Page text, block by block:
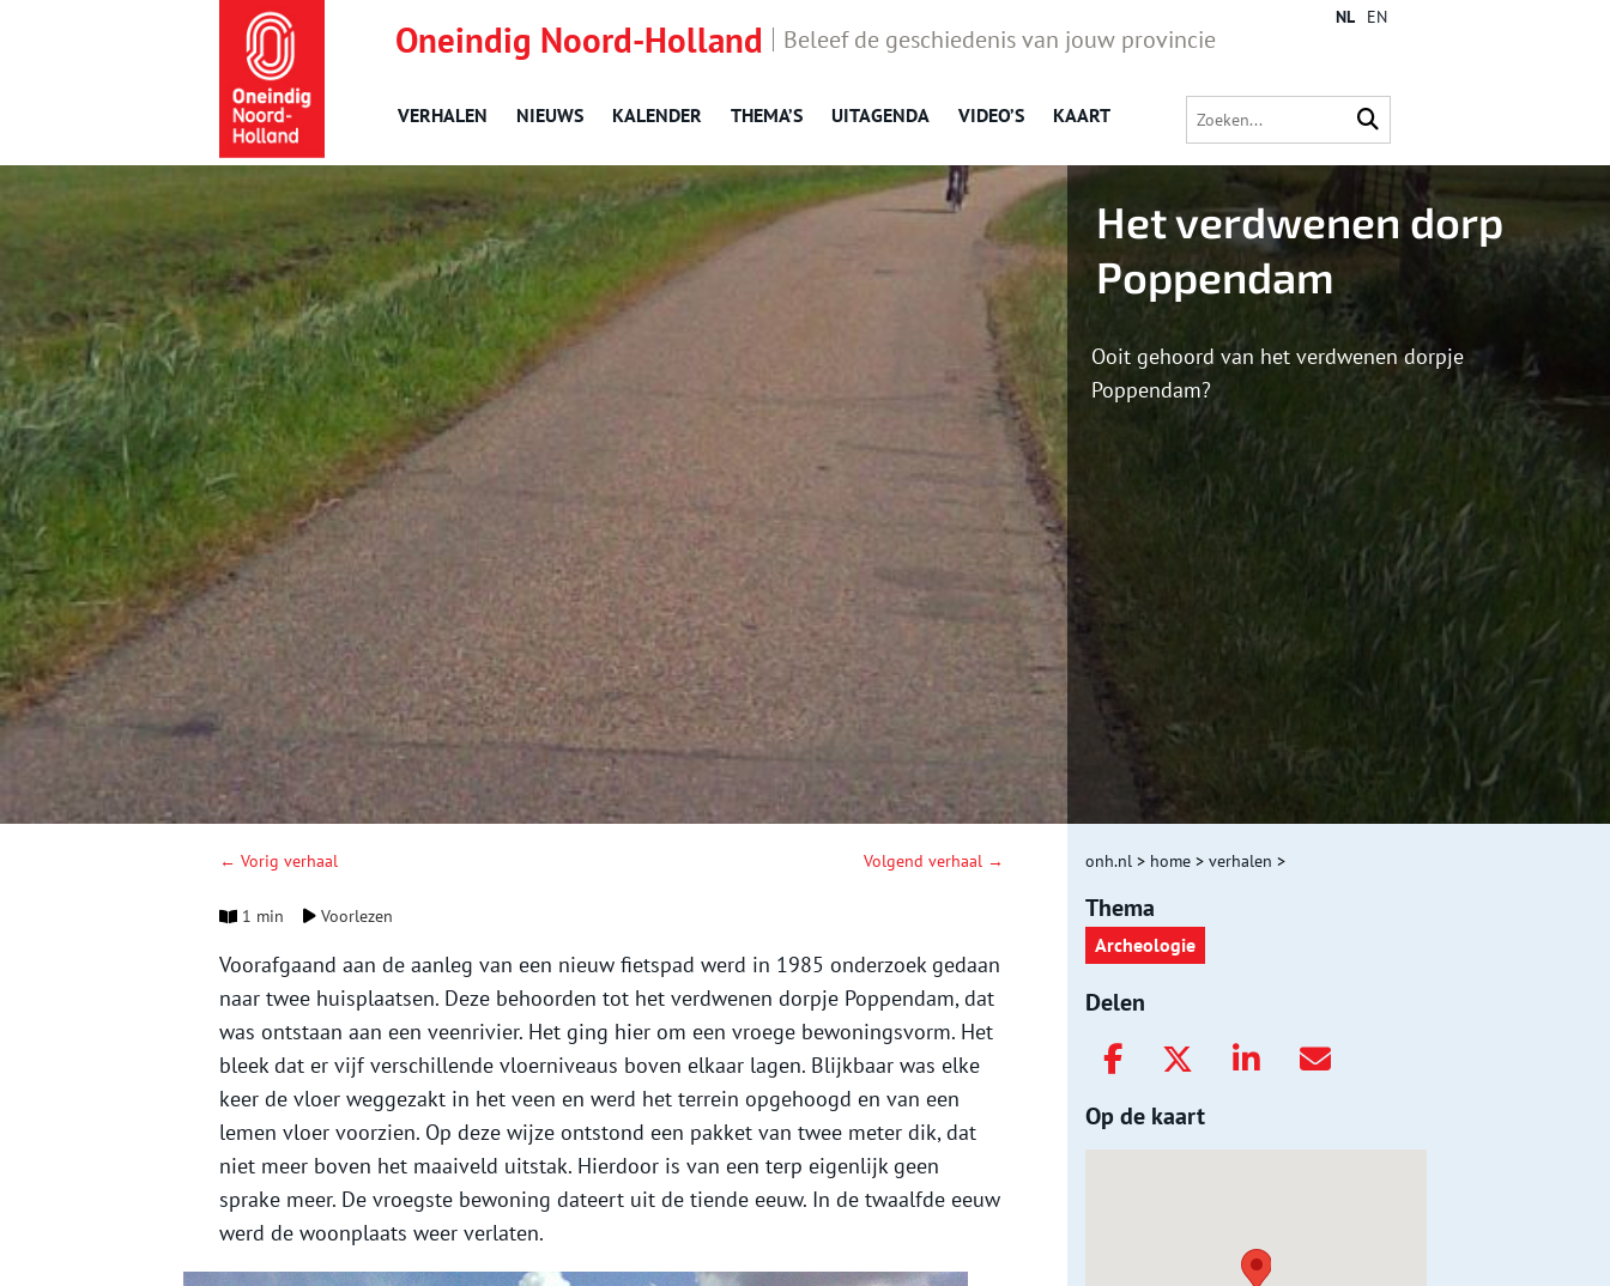
Oneindig Noord-Holland Beleef de geschiedenis van jouw provincie
VERHALEN NIEUWS KALENDER THEMA’S UITAGENDA VIDEO’S KAART
NL EN
Het verdwenen dorp
Poppendam
Ooit gehoord van het verdwenen dorpje
Poppendam?
← Vorig verhaal Volgend verhaal →
1 min Voorlezen
Voorafgaand aan de aanleg van een nieuw fietspad werd in 1985 onderzoek gedaan
naar twee huisplaatsen. Deze behoorden tot het verdwenen dorpje Poppendam, dat
was ontstaan aan een veenrivier. Het ging hier om een vroege bewoningsvorm. Het
bleek dat er vijf verschillende vloerniveaus boven elkaar lagen. Blijkbaar was elke
keer de vloer weggezakt in het veen en werd het terrein opgehoogd en van een
lemen vloer voorzien. Op deze wijze ontstond een pakket van twee meter dik, dat
niet meer boven het maaiveld uitstak. Hierdoor is van een terp eigenlijk geen
sprake meer. De vroegste bewoning dateert uit de tiende eeuw. In de twaalfde eeuw
werd de woonplaats weer verlaten.
onh.nl > home > verhalen >
Thema
Archeologie
Delen
Op de kaart